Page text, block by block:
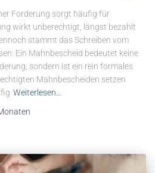
Forderung sorgt häufig für
wirkt unberechtigt, längst bezahlt
stammt das Schreiben vom
Ein Mahnbescheid bedeutet keine
sondern ist ein rein formales
Mahnbescheiden setzen
Weiterlesen…